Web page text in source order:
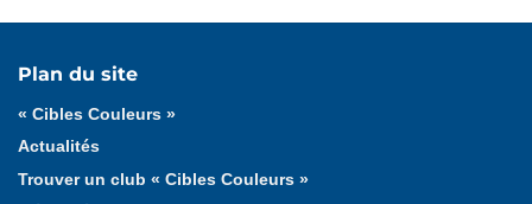
Trophée valeurs et qualités
Plan du site
« Cibles Couleurs »
Actualités
Trouver un club « Cibles Couleurs »